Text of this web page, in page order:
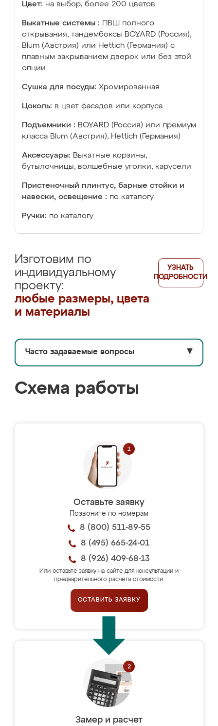
Цвет: на выбор, более 200 цветов
Выкатные системы :
ПВШ полного
открывания, тандембоксы BOYARD (Россия),
Blum (Австрия) или Hettich (Германия) с
плавным закрыванием дверок или без этой
опции
Сушка для посуды: Хромированная
Цоколь: в цвет фасадов или корпуса
Подъемники : BOYARD (Россия) или премиум
класса Blum (Австрия), Hettich (Германия)
Аксессуары: Выкатные корзины,
бутылочницы, волшебные уголки, карусели
Пристеночный плинтус, барные стойки и
навески, освещение : по каталогу
Ручки: по каталогу
Изготовим по
индивидуальному
проекту:
любые размеры, цвета
и материалы
УЗНАТЬ
ПОДРОБНОСТИ
Часто задаваемые вопросы ▼
Схема работы
Оставьте заявку
Позвоните по номерам
8 (800) 511-89-55
8 (495) 665-24-01
8 (926) 409-68-13
Или оставьте заявку на сайте для консультации и
предварительного расчёта стоимости.
ОСТАВИТЬ ЗАЯВКУ
Замер и расчет